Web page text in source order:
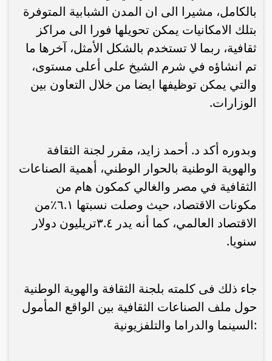
بالكامل، مشيرا الى ان المدن الشبابية المتوفرة
بتلك الامكانيات يمكن تحويلها فورا الى مراكز
ثقافية، ربما لا تستخدم بالشكل الأمثل، آخرها ما
تم انشاؤه في شرم الشيخ على أعلى مستوى،
والتي يمكن توظيفها ايضا من خلال التعاون بين
الوزارات.
وبدوره أكد د. أحمد زايد، مقرر لجنة الثقافة
والهوية الوطنية بالحوار الوطني، أهمية الصناعات
الثقافية في مصر والغالي كمكون هام من
مكونات الاقتصاد، حيث وصلت نسبتها ٦.١٪من
الاقتصاد العالمي، كما أنه يدر ٣.٤تريليون دولار
سنويا.
جاء ذلك فى كلمته بلجنة الثقافة والهوية الوطنية
حول ملف الصناعات الثقافية بين الواقع المأمول
:السينما والدراما والتلفزيونية